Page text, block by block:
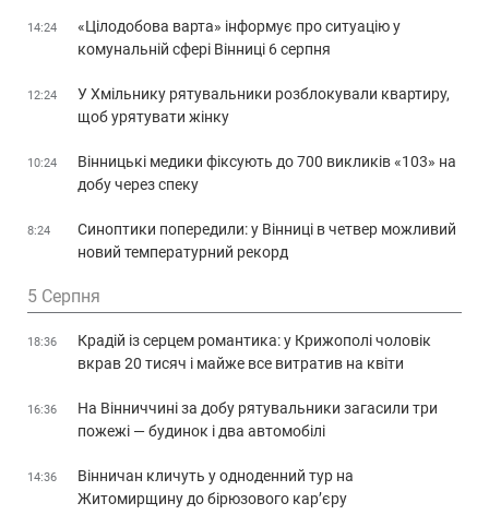
14:24
«Цілодобова варта» інформує про ситуацію у
комунальній сфері Вінниці 6 серпня
12:24
У Хмільнику рятувальники розблокували квартиру,
щоб урятувати жінку
10:24
Вінницькі медики фіксують до 700 викликів «103» на
добу через спеку
8:24
Синоптики попередили: у Вінниці в четвер можливий
новий температурний рекорд
5 Серпня
18:36
Крадій із серцем романтика: у Крижополі чоловік
вкрав 20 тисяч і майже все витратив на квіти
16:36
На Вінниччині за добу рятувальники загасили три
пожежі — будинок і два автомобілі
14:36
Вінничан кличуть у одноденний тур на
Житомирщину до бірюзового кар’єру